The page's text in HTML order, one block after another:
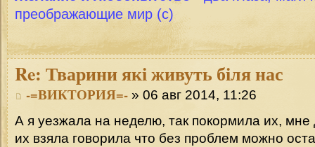
преображающие мир (с)
Re: Тварини які живуть біля нас
-=ВИКТОРИЯ=- » 06 авг 2014, 11:26
А я уезжала на неделю, так покормила их, мне
их взяла говорила что без проблем можно